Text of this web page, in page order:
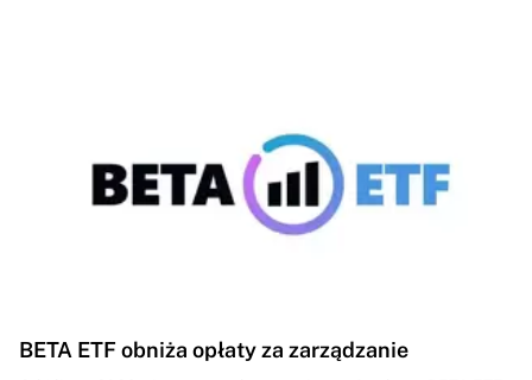
BETA ETF obniża opłaty za zarządzanie